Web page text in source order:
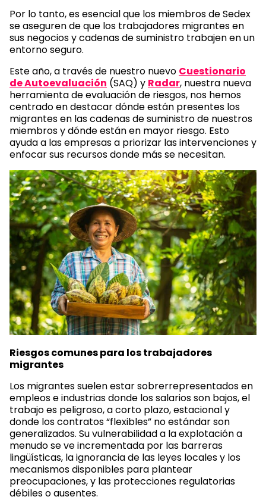
Por lo tanto, es esencial que los miembros de Sedex
se aseguren de que los trabajadores migrantes en
sus negocios y cadenas de suministro trabajen en un
entorno seguro.
Este año, a través de nuestro nuevo Cuestionario
de Autoevaluación (SAQ) y Radar, nuestra nueva
herramienta de evaluación de riesgos, nos hemos
centrado en destacar dónde están presentes los
migrantes en las cadenas de suministro de nuestros
miembros y dónde están en mayor riesgo. Esto
ayuda a las empresas a priorizar las intervenciones y
enfocar sus recursos donde más se necesitan.
Riesgos comunes para los trabajadores
migrantes
Los migrantes suelen estar sobrerrepresentados en
empleos e industrias donde los salarios son bajos, el
trabajo es peligroso, a corto plazo, estacional y
donde los contratos “flexibles” no estándar son
generalizados. Su vulnerabilidad a la explotación a
menudo se ve incrementada por las barreras
lingüísticas, la ignorancia de las leyes locales y los
mecanismos disponibles para plantear
preocupaciones, y las protecciones regulatorias
débiles o ausentes.